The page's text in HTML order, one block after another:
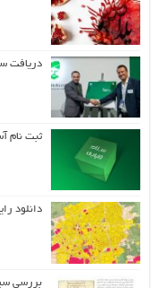
دریافت
ثبت نام
دانلود
بررسی